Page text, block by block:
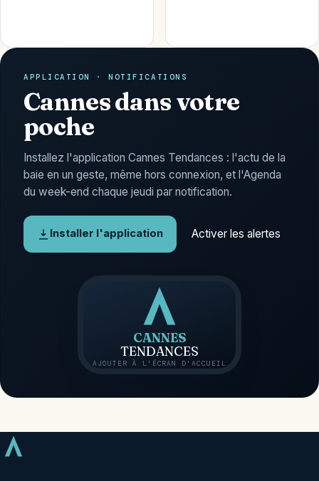
APPLICATION · NOTIFICATIONS
Cannes dans votre
poche
Installez l'application Cannes Tendances : l'actu de la
baie en un geste, même hors connexion, et l'Agenda
du week-end chaque jeudi par notification.
Installer l'application Activer les alertes
CANNES
TENDANCES
AJOUTER À L'ÉCRAN D'ACCUEIL